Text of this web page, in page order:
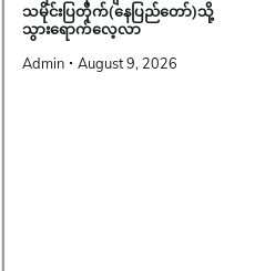
သမိုင်းပြတိုက်(နေပြည်တော်)သို့
သွားရောက်လေ့လာ
Admin August 9, 2026